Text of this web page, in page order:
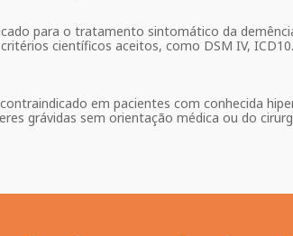
para o tratamento sintomático da
científicos aceitos, como DSM IV, ICD10.
em pacientes com conhecida
grávidas sem orientação médica ou do